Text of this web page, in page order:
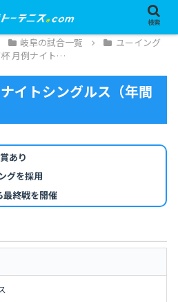
岐阜の試合一覧
ユーイング
月例ナイト…
イトシングルス（年間
あり
グを採用
最終戦を開催
検索